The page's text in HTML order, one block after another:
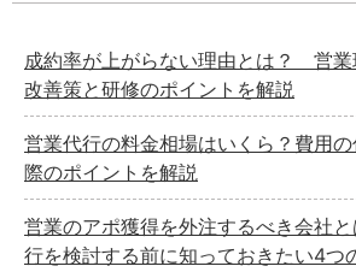
成約率が上がらない理由とは？ 営業
改善策と研修のポイントを解説
営業代行の料金相場はいくら？費用
際のポイントを解説
営業のアポ獲得を外注するべき会社
行を検討する前に知っておきたい4つ